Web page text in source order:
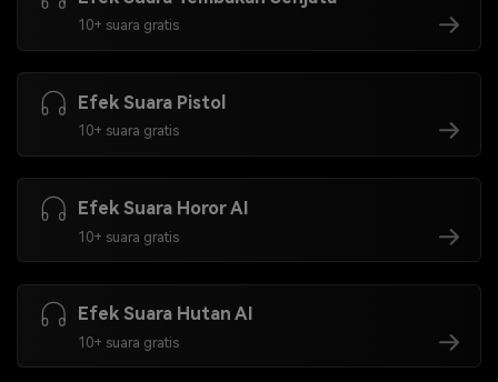
10+ suara gratis
Efek Suara Pistol
10+ suara gratis
Efek Suara Horor AI
10+ suara gratis
Efek Suara Hutan AI
10+ suara gratis